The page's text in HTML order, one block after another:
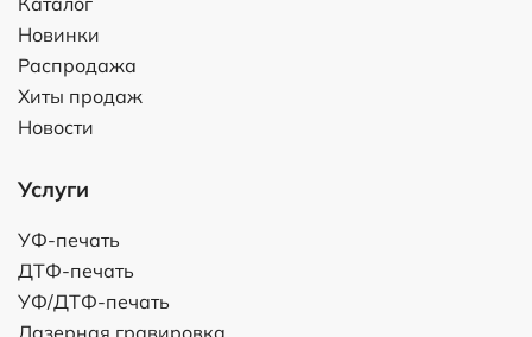
Новинки
Распродажа
Хиты продаж
Новости
Услуги
УФ-печать
ДТФ-печать
УФ/ДТФ-печать
Лазерная гравировка